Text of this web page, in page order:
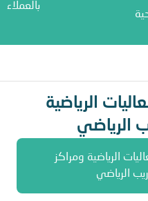
بالعملاء
ومراكز ومعاهد التدريب
الرياضية
الرياضي
الرياضية ومراكز
الرياضي